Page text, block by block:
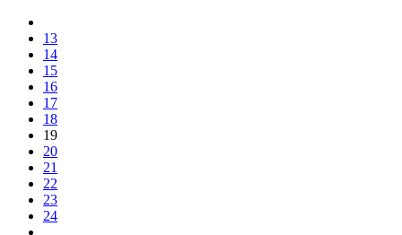
13
14
15
16
17
18
19
20
21
22
23
24